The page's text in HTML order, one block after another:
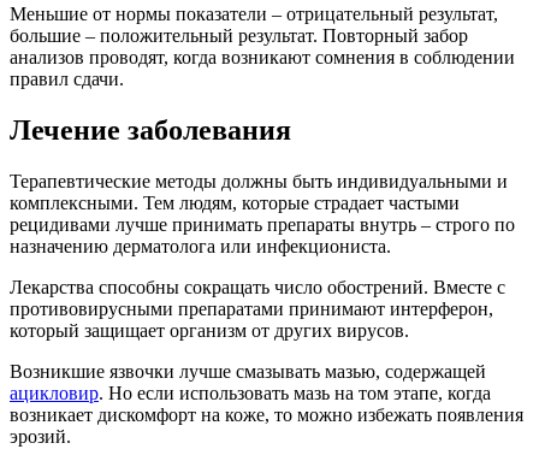
Меньшие от нормы показатели – отрицательный результат,
большие – положительный результат. Повторный забор
анализов проводят, когда возникают сомнения в соблюдении
правил сдачи.
Лечение заболевания
Терапевтические методы должны быть индивидуальными и
комплексными. Тем людям, которые страдает частыми
рецидивами лучше принимать препараты внутрь – строго по
назначению дерматолога или инфекциониста.
Лекарства способны сокращать число обострений. Вместе с
противовирусными препаратами принимают интерферон,
который защищает организм от других вирусов.
Возникшие язвочки лучше смазывать мазью, содержащей
ацикловир. Но если использовать мазь на том этапе, когда
возникает дискомфорт на коже, то можно избежать появления
эрозий.